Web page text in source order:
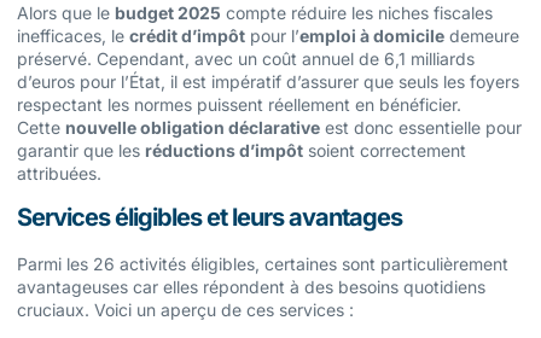
Alors que le budget 2025 compte réduire les niches fiscales
inefficaces, le crédit d’impôt pour l’emploi à domicile demeure
préservé. Cependant, avec un coût annuel de 6,1 milliards
d’euros pour l’État, il est impératif d’assurer que seuls les foyers
respectant les normes puissent réellement en bénéficier.
Cette nouvelle obligation déclarative est donc essentielle pour
garantir que les réductions d’impôt soient correctement
attribuées.
Services éligibles et leurs avantages
Parmi les 26 activités éligibles, certaines sont particulièrement
avantageuses car elles répondent à des besoins quotidiens
cruciaux. Voici un aperçu de ces services :